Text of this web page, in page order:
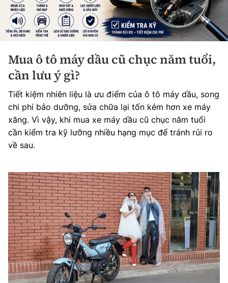
Mua ô tô máy dầu cũ chục năm tuổi,
cần lưu ý gì?
Tiết kiệm nhiên liệu là ưu điểm của ô tô máy dầu, song
chi phí bảo dưỡng, sửa chữa lại tốn kém hơn xe máy
xăng. Vì vậy, khi mua xe máy dầu cũ chục năm tuổi
cần kiểm tra kỹ lưỡng nhiều hạng mục để tránh rủi ro
về sau.